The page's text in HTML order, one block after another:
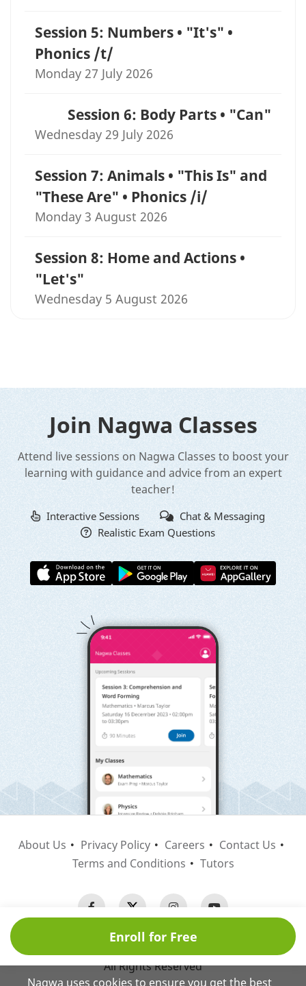
Session 5: Numbers • "It's" •
Phonics /t/
Monday 27 July 2026
Session 6: Body Parts • "Can"
Wednesday 29 July 2026
Session 7: Animals • "This Is" and
"These Are" • Phonics /i/
Monday 3 August 2026
Session 8: Home and Actions •
"Let's"
Wednesday 5 August 2026
Enroll for Free
Join Nagwa Classes
Attend live sessions on Nagwa Classes to boost your
learning with guidance and advice from an expert
teacher!
Interactive Sessions
Chat & Messaging
Realistic Exam Questions
About Us Privacy Policy Careers
Contact Us
Terms and Conditions
Tutors
All Rights Reserved
Nagwa uses cookies to ensure you get the best